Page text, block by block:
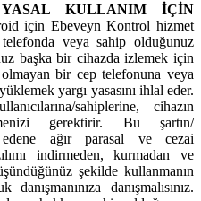
KULLANIM İÇİN
için Ebeveyn Kontrol hizmet
telefonda veya sahip olduğunuz
başka bir cihazda izlemek için
olmayan bir cep telefonuna veya
yargı yasasını ihlal eder.
sahiplerine, cihazın
gerektirir. Bu şartın/
ağır parasal ve cezai
indirmeden, kurmadan ve
şekilde kullanmanın
danışmalısınız.